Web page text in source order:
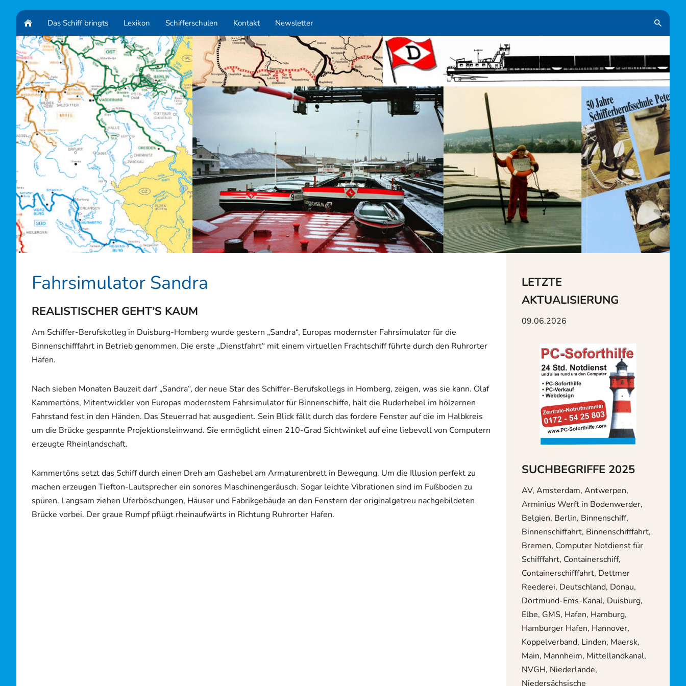
Das Schiff bringts Lexikon Schifferschulen Kontakt Newsletter
Fahrsimulator Sandra
REALISTISCHER GEHT’S KAUM
Am Schiffer-Berufskolleg in Duisburg-Homberg wurde gestern „Sandra“, Europas modernster Fahrsimulator für die
Binnenschifffahrt in Betrieb genommen. Die erste „Dienstfahrt“ mit einem virtuellen Frachtschiff führte durch den Ruhrorter
Hafen.
Nach sieben Monaten Bauzeit darf „Sandra“, der neue Star des Schiffer-Berufskollegs in Homberg, zeigen, was sie kann. Olaf
Kammertöns, Mitentwickler von Europas modernstem Fahrsimulator für Binnenschiffe, hält die Ruderhebel im hölzernen
Fahrstand fest in den Händen. Das Steuerrad hat ausgedient. Sein Blick fällt durch das fordere Fenster auf die im Halbkreis
um die Brücke gespannte Projektionsleinwand. Sie ermöglicht einen 210-Grad Sichtwinkel auf eine liebevoll von Computern
erzeugte Rheinlandschaft.
Kammertöns setzt das Schiff durch einen Dreh am Gashebel am Armaturenbrett in Bewegung. Um die Illusion perfekt zu
machen erzeugen Tiefton-Lautsprecher ein sonores Maschinengeräusch. Sogar leichte Vibrationen sind im Fußboden zu
spüren. Langsam ziehen Uferböschungen, Häuser und Fabrikgebäude an den Fenstern der originalgetreu nachgebildeten
Brücke vorbei. Der graue Rumpf pflügt rheinaufwärts in Richtung Ruhrorter Hafen.
LETZTE
AKTUALISIERUNG
09.06.2026
SUCHBEGRIFFE 2025
AV, Amsterdam, Antwerpen,
Arminius Werft in Bodenwerder,
Belgien, Berlin, Binnenschiff,
Binnenschiffahrt, Binnenschifffahrt,
Bremen, Computer Notdienst für
Schifffahrt, Containerschiff,
Containerschifffahrt, Dettmer
Reederei, Deutschland, Donau,
Dortmund-Ems-Kanal, Duisburg,
Elbe, GMS, Hafen, Hamburg,
Hamburger Hafen, Hannover,
Koppelverband, Linden, Maersk,
Main, Mannheim, Mittellandkanal,
NVGH, Niederlande,
Niedersächsische